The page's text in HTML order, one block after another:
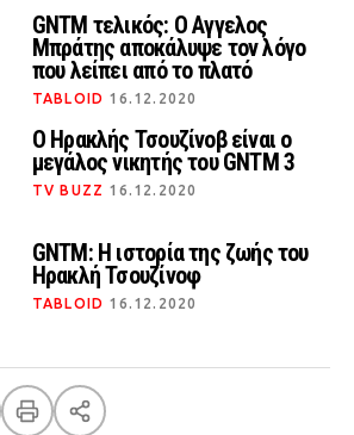
GNTM τελικός: Ο Αγγελος
Μπράτης αποκάλυψε τον λόγο
που λείπει από το πλατό
TABLOID 16.12.2020
Ο Ηρακλής Τσουζίνοβ είναι ο
μεγάλος νικητής του GNTM 3
TV BUZZ 16.12.2020
GNTM: Η ιστορία της ζωής του
Ηρακλή Τσουζίνοφ
TABLOID 16.12.2020